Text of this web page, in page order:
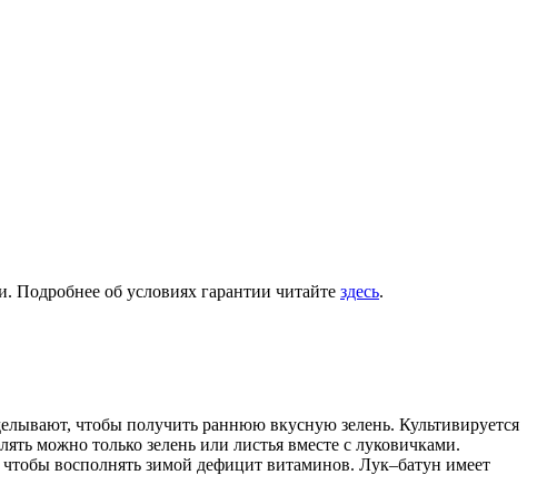
Подробнее об условиях гарантии читайте здесь.
чтобы получить раннюю вкусную зелень. Культивируется
можно только зелень или листья вместе с луковичками.
восполнять зимой дефицит витаминов. Лук–батун имеет